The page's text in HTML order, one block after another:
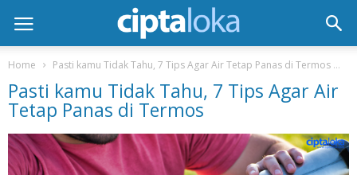
Home Pasti kamu Tidak Tahu, 7 Tips Agar Air Tetap Panas di Termos
Pasti kamu Tidak Tahu, 7 Tips Agar Air
Tetap Panas di Termos